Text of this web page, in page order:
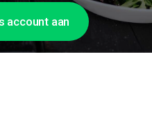
account aan